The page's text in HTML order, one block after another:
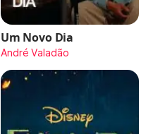
Um Novo Dia
André Valadão